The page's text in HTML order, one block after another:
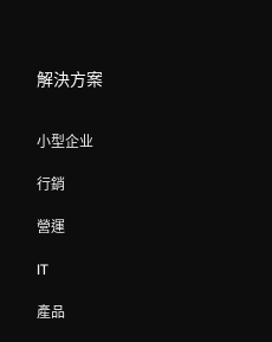
解決方案
小型企业
行銷
營運
IT
產品